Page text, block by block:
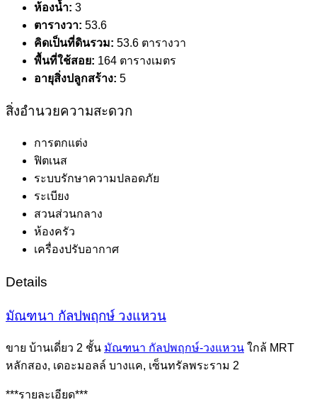
ห้องน้ำ: 3
ตารางวา: 53.6
คิดเป็นที่ดินรวม: 53.6 ตารางวา
พื้นที่ใช้สอย: 164 ตารางเมตร
อายุสิ่งปลูกสร้าง: 5
สิ่งอำนวยความสะดวก
การตกแต่ง
ฟิตเนส
ระบบรักษาความปลอดภัย
ระเบียง
สวนส่วนกลาง
ห้องครัว
เครื่องปรับอากาศ
Details
มัณฑนา กัลปพฤกษ์ วงแหวน
ขาย บ้านเดี่ยว 2 ชั้น มัณฑนา กัลปพฤกษ์-วงแหวน ใกล้ MRT
หลักสอง, เดอะมอลล์ บางแค, เซ็นทรัลพระราม 2
***รายละเอียด***